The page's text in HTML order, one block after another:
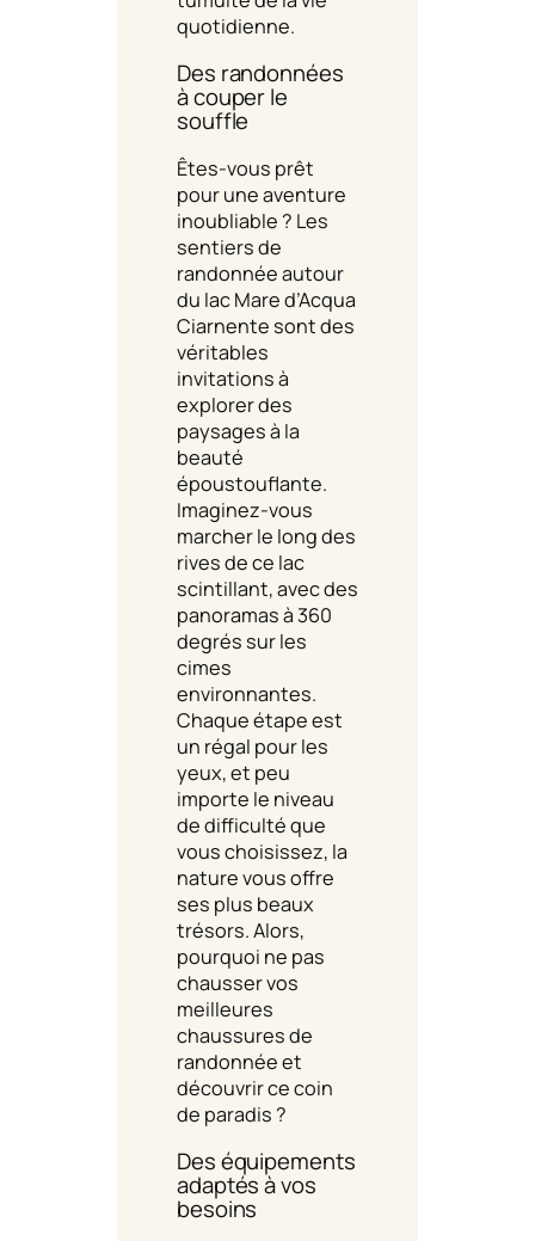
quotidienne.
Des randonnées
à couper le
souffle
Êtes-vous prêt
pour une aventure
inoubliable ? Les
sentiers de
randonnée autour
du lac Mare d’Acqua
Ciarnente sont des
véritables
invitations à
explorer des
paysages à la
beauté
époustouflante.
Imaginez-vous
marcher le long des
rives de ce lac
scintillant, avec des
panoramas à 360
degrés sur les
cimes
environnantes.
Chaque étape est
un régal pour les
yeux, et peu
importe le niveau
de difficulté que
vous choisissez, la
nature vous offre
ses plus beaux
trésors. Alors,
pourquoi ne pas
chausser vos
meilleures
chaussures de
randonnée et
découvrir ce coin
de paradis ?
Des équipements
adaptés à vos
besoins